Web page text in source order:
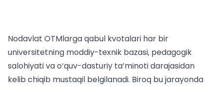
Nodavlat OTMlarga qabul kvotalari har bir
universitetning moddiy-texnik bazasi, pedagogik
salohiyati va o‘quv-dasturiy ta’minoti darajasidan
kelib chiqib mustaqil belgilanadi. Biroq bu jarayonda